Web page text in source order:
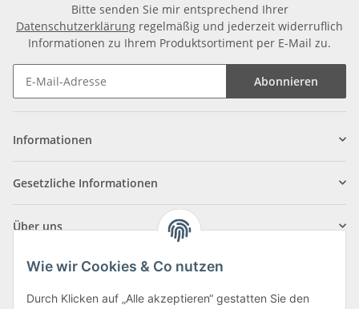
Bitte senden Sie mir entsprechend Ihrer
Datenschutzerklärung regelmäßig und jederzeit widerruflich
Informationen zu Ihrem Produktsortiment per E-Mail zu.
Abonnieren
Informationen
Gesetzliche Informationen
Über uns
Wie wir Cookies & Co nutzen
Durch Klicken auf „Alle akzeptieren“ gestatten Sie den